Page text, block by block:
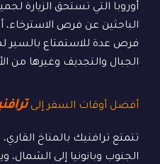
أوروبا التي تستحق الزيارة
الباحثين عن فرص الاسترخاء،
فرص عدة للاستمتاع بالسير
الجبال والتجديف وغيرها من
أفضل أوقات السفر إلى
تتمتع ترافنيك بالمناخ القاري،
الجنوب وبانونيا إلى